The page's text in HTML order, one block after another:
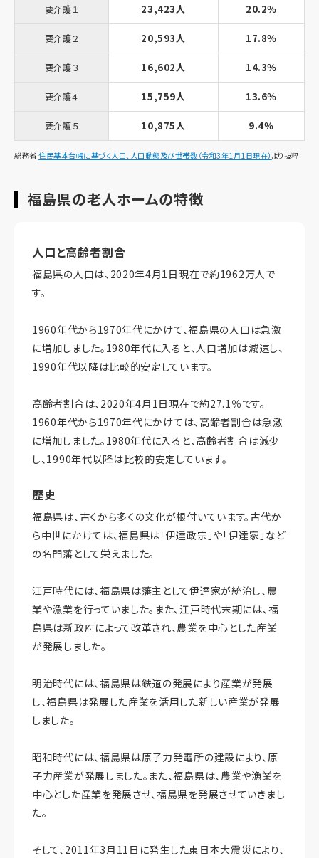
要介護１ 23,423人 20.2％
要介護２ 20,593人 17.8％
要介護３ 16,602人 14.3％
要介護４ 15,759人 13.6％
要介護５ 10,875人 9.4％
総務省住民基本台帳に基づく人口、人口動態及び世帯数（令和3年1月1日現在） より抜粋
福島県の老人ホームの特徴
人口と高齢者割合
福島県の人口は、2020年4月1日現在で約1962万人で
す。
1960年代から1970年代にかけて、福島県の人口は急激
に増加しました。1980年代に入ると、人口増加は減速し、
1990年代以降は比較的安定しています。
高齢者割合は、2020年4月1日現在で約27.1％です。
1960年代から1970年代にかけては、高齢者割合は急激
に増加しました。1980年代に入ると、高齢者割合は減少
し、1990年代以降は比較的安定しています。
歴史
福島県は、古くから多くの文化が根付いています。古代か
ら中世にかけては、福島県は「伊達政宗」や「伊達家」など
の名門藩として栄えました。
江戸時代には、福島県は藩主として伊達家が統治し、農
業や漁業を行っていました。また、江戸時代末期には、福
島県は新政府によって改革され、農業を中心とした産業
が発展しました。
明治時代には、福島県は鉄道の発展により産業が発展
し、福島県は発展した産業を活用した新しい産業が発展
しました。
昭和時代には、福島県は原子力発電所の建設により、原
子力産業が発展しました。また、福島県は、農業や漁業を
中心とした産業を発展させ、福島県を発展させていきまし
た。
そして、2011年3月11日に発生した東日本大震災により、